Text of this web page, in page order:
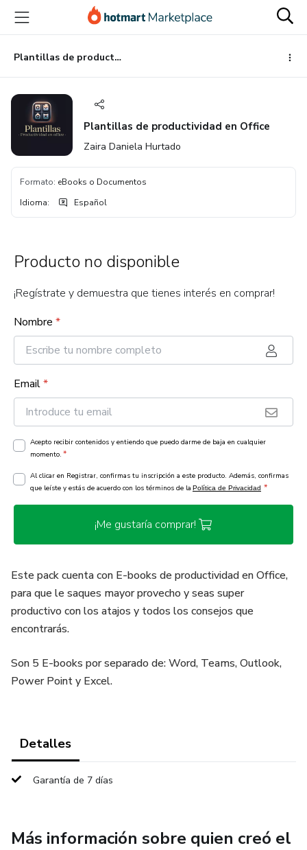
principal
página
de
página
Plantillas de productividad en Office
Plantillas de productividad en Office
Zaira Daniela Hurtado
Formato: eBooks o Documentos
Idioma: Español
Producto no disponible
¡Regístrate y demuestra que tienes interés en comprar!
Nombre *
Email*
Acepto recibir contenidos y entiendo que puedo darme de baja en cualquier
momento. *
Al clicar en Registrar, confirmas tu inscripción a este producto. Además, confirmas
que leíste y estás de acuerdo con los términos de la Política de Privacidad *
¡Me gustaría comprar!
Este pack cuenta con E-books de productividad en Office,
para que le saques mayor provecho y seas super
productivo con los atajos y todos los consejos que
encontrarás.
Son 5 E-books por separado de: Word, Teams, Outlook,
Power Point y Excel.
Detalles
Garantía de 7 días
Más información sobre quien creó el